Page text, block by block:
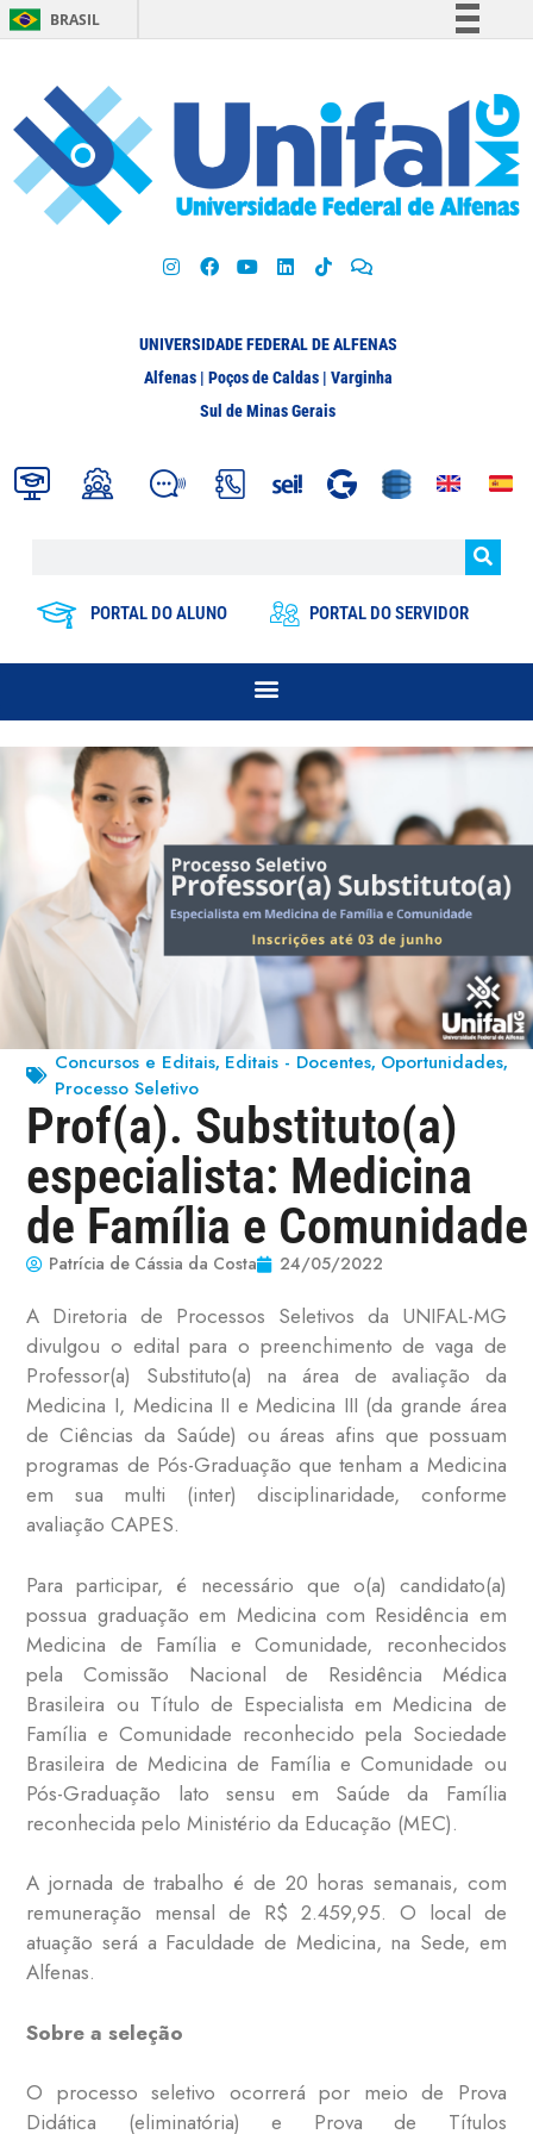
BRASIL
Participe
Acesso à informação
Legislação
UNIVERSIDADE FEDERAL DE ALFENAS
Alfenas | Poços de Caldas | Varginha
Sul de Minas Gerais
PORTAL DO ALUNO PORTAL DO SERVIDOR
Concursos e Editais, Editais - Docentes, Oportunidades,
Processo Seletivo
Prof(a). Substituto(a)
especialista: Medicina
de Família e Comunidade
Patrícia de Cássia da Costa 24/05/2022
A Diretoria de Processos Seletivos da UNIFAL-MG
divulgou o edital para o preenchimento de vaga de
Professor(a) Substituto(a) na área de avaliação da
Medicina I, Medicina II e Medicina III (da grande área
de Ciências da Saúde) ou áreas afins que possuam
programas de Pós-Graduação que tenham a Medicina
em sua multi (inter) disciplinaridade, conforme
avaliação CAPES.
Para participar, é necessário que o(a) candidato(a)
possua graduação em Medicina com Residência em
Medicina de Família e Comunidade, reconhecidos
pela Comissão Nacional de Residência Médica
Brasileira ou Título de Especialista em Medicina de
Família e Comunidade reconhecido pela Sociedade
Brasileira de Medicina de Família e Comunidade ou
Pós-Graduação lato sensu em Saúde da Família
reconhecida pelo Ministério da Educação (MEC).
A jornada de trabalho é de 20 horas semanais, com
remuneração mensal de R$ 2.459,95. O local de
atuação será a Faculdade de Medicina, na Sede, em
Alfenas.
Sobre a seleção
O processo seletivo ocorrerá por meio de Prova
Didática (eliminatória) e Prova de Títulos